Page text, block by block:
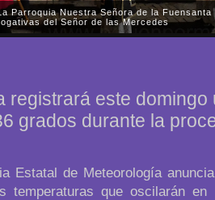
Parroquia Nuestra Señora de la
del Señor de las Mercedes
registrará este
grados durante la
Estatal de Meteorología
temperaturas que oscilarán